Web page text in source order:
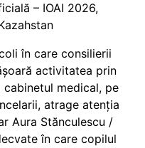
– IOAI 2026,
în care consilierii
activitatea prin
medical, pe
atrage atenția
Aura Stănculescu /
în care copilul